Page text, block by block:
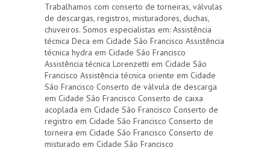
Trabalhamos com conserto de torneiras, válvulas
de descargas, registros, misturadores, duchas,
chuveiros. Somos especialistas em: Assistência
técnica Deca em Cidade São Francisco Assistência
técnica hydra em Cidade São Francisco
Assistência técnica Lorenzetti em Cidade São
Francisco Assistência técnica oriente em Cidade
São Francisco Conserto de válvula de descarga
em Cidade São Francisco Conserto de caixa
acoplada em Cidade São Francisco Conserto de
registro em Cidade São Francisco Conserto de
torneira em Cidade São Francisco Conserto de
misturado em Cidade São Francisco